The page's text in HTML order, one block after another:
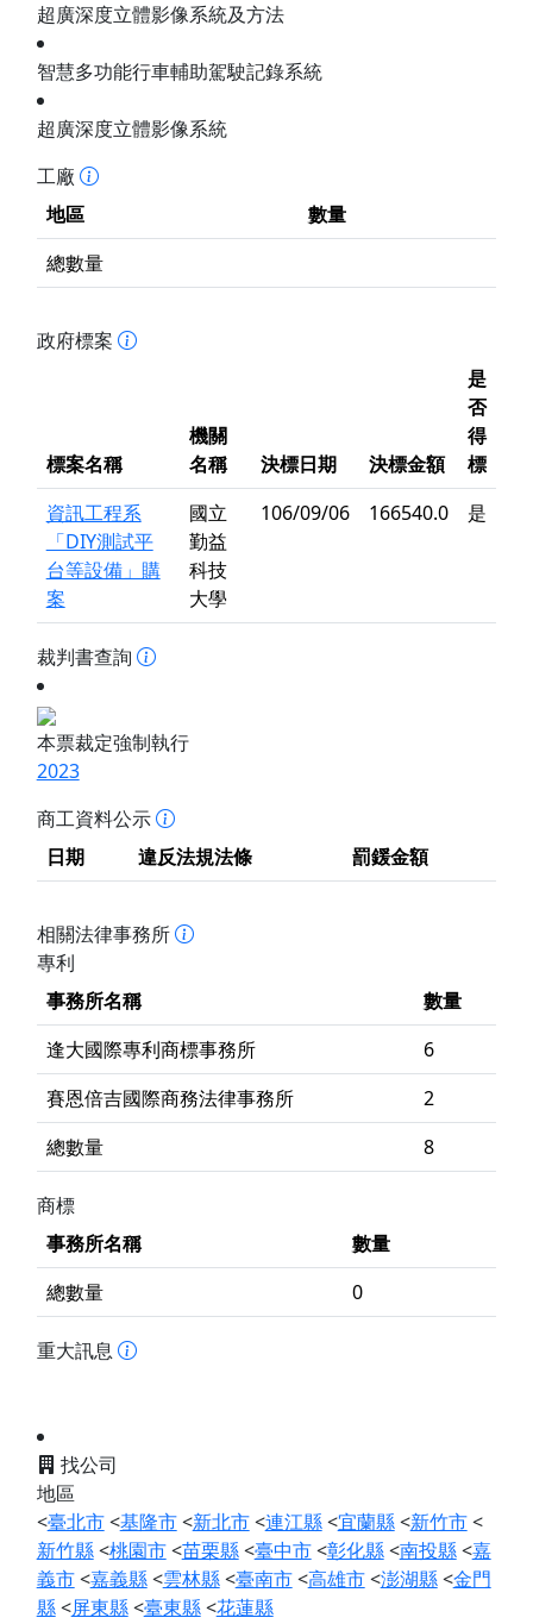
超廣深度立體影像系統及方法
智慧多功能行車輔助駕駛記錄系統
超廣深度立體影像系統
工廠
地區
數量
總數量
政府標案
標案名稱
機關
名稱
決標日期 決標金額
是
否
得
標
資訊工程系
「DIY測試平
台等設備」購
案
國立
勤益
科技
大學
106/09/06 166540.0 是
裁判書查詢
本票裁定強制執行
2023
商工資料公示
日期
違反法規法條 罰鍰金額
相關法律事務所
專利
事務所名稱
數量
逢大國際專利商標事務所
6
賽恩倍吉國際商務法律事務所
2
總數量
8
商標
事務所名稱
數量
總數量
0
重大訊息
找公司
地區
<臺北市<基隆市<新北市<連江縣<宜蘭縣<新竹市<
新竹縣<桃園市<苗栗縣<臺中市<彰化縣<南投縣<嘉
義市<嘉義縣<雲林縣<臺南市<高雄市<澎湖縣<金門
縣<屏東縣<臺東縣<花蓮縣